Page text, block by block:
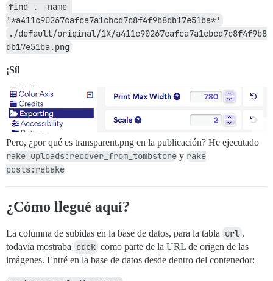
find . -name
'*a411c90267cafca7a1cbcd7c8f4f9b8db17e51ba*'
./default/original/1X/a411c90267cafca7a1cbcd7c8f4f9b8
db17e51ba.png
¡Sí!
Pero, ¿por qué es transparent.png en la publicación? He ejecutado
rake uploads:recover_from_tombstone y rake
posts:rebake
¿Cómo llegué aquí?
La columna de subidas en la base de datos, para la tabla url ,
todavía mostraba cdck como parte de la URL de origen de las
imágenes. Entré en la base de datos desde dentro del contenedor: